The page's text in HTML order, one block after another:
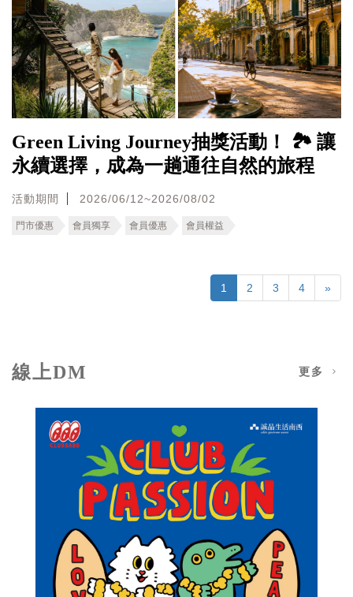
Green Living Journey抽獎活動！ 🏞️ 讓
永續選擇，成為一趟通往自然的旅程
活動期間 2026/06/12~2026/08/02
門市優惠 會員獨享 會員優惠 會員權益
1 2 3 4 »
線上DM 更多